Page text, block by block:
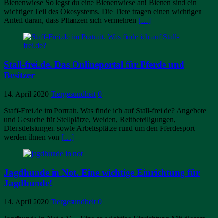
Bienenwiese So legst du eine Bienenwiese an! Bienen sind ein
wichtiger Teil des Ökosystems. Die Tiere tragen einen wichtigen
Anteil daran, dass Pflanzen sich vermehren […]
Stall-frei.de. Das Onlineportal für Pferde und
Besitzer
14. April 2020 Tiergesundheit 0
Staff-Frei.de im Portrait. Was finde ich auf Stall-frei.de? Angebote
und Gesuche für Stellplätze, Weiden, Reitbeteiligungen,
Dienstleistungen sowie Arbeitsplätze rund um den Pferdesport
werden ihnen von […]
Jagdhunde in Not. Eine wichtige Einrichtung für
Jagdhunde!
14. April 2020 Tiergesundheit 0